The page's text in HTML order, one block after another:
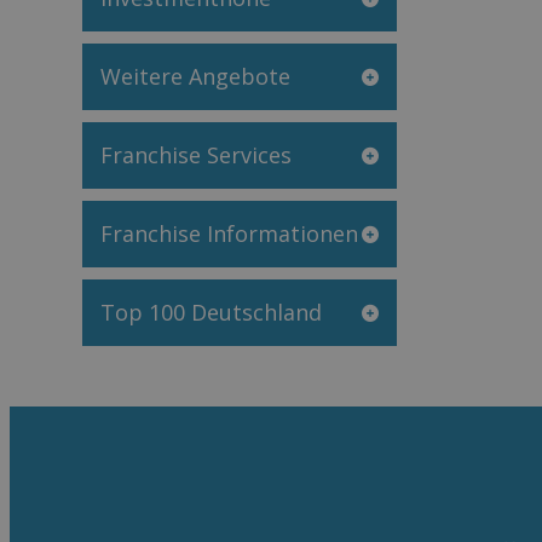
Weitere Angebote
Franchise Services
Franchise Informationen
Top 100 Deutschland